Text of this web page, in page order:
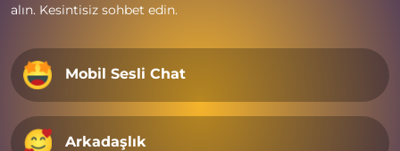
alın. Kesintisiz sohbet edin.
Mobil Sesli Chat
Arkadaşlık